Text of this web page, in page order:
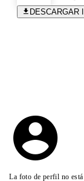
DESCARGAR
La foto de perfil no